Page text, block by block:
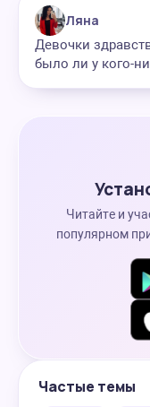
Ляна
Девочки
было ли у кого-
Читайте и
популярном
Частые темы